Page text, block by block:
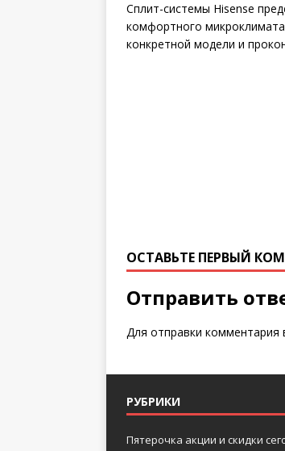
Сплит-системы Hisense
комфортного
конкретной модели и
ОСТАВЬТЕ ПЕРВЫЙ
Отправить
Для отправки
РУБРИКИ
Пятерочка акции и скидки